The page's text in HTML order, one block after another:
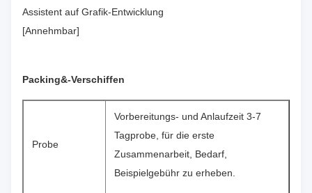
Assistent auf Grafik-Entwicklung
[Annehmbar]
Packing&-Verschiffen
Probe
Vorbereitungs- und Anlaufzeit 3-7
Tagprobe, für die erste
Zusammenarbeit, Bedarf,
Beispielgebühr zu erheben.